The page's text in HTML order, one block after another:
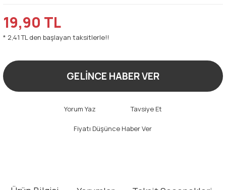
19,90 TL
* 2,41 TL den başlayan taksitlerle!!
GELİNCE HABER VER
Yorum Yaz Tavsiye Et
Fiyatı Düşünce Haber Ver